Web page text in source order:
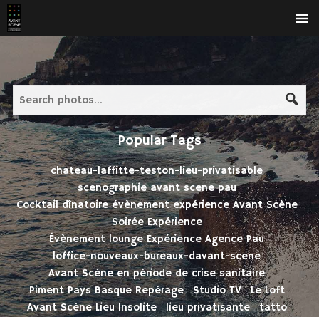
Search
for:
Popular Tags
chateau-laffitte-teston-lieu-privatisable
scenographie avant scene pau
Cocktail dînatoire évènement expérience Avant Scène
Soirée Expérience
Évènement lounge Expérience Agence Pau
loffice-nouveaux-bureaux-davant-scene
Avant Scène en période de crise sanitaire
Piment Pays Basque Repérage
Studio TV
Le Loft
Avant Scène Lieu Insolite
lieu privatisante
tatto